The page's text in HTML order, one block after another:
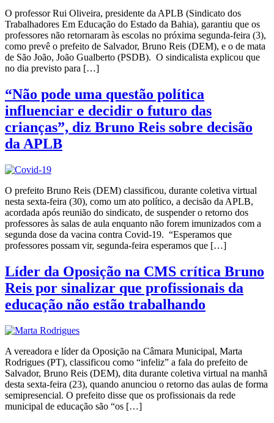
O professor Rui Oliveira, presidente da APLB (Sindicato dos
Trabalhadores Em Educação do Estado da Bahia), garantiu que os
professores não retornaram às escolas no próxima segunda-feira (3),
como prevê o prefeito de Salvador, Bruno Reis (DEM), e o de mata
de São João, João Gualberto (PSDB). O sindicalista explicou que
no dia previsto para […]
“Não pode uma questão política
influenciar e decidir o futuro das
crianças”, diz Bruno Reis sobre decisão
da APLB
O prefeito Bruno Reis (DEM) classificou, durante coletiva virtual
nesta sexta-feira (30), como um ato político, a decisão da APLB,
acordada após reunião do sindicato, de suspender o retorno dos
professores às salas de aula enquanto não forem imunizados com a
segunda dose da vacina contra Covid-19. “Esperamos que
professores possam vir, segunda-feira esperamos que […]
Líder da Oposição na CMS crítica Bruno
Reis por sinalizar que profissionais da
educação não estão trabalhando
A vereadora e líder da Oposição na Câmara Municipal, Marta
Rodrigues (PT), classificou como “infeliz” a fala do prefeito de
Salvador, Bruno Reis (DEM), dita durante coletiva virtual na manhã
desta sexta-feira (23), quando anunciou o retorno das aulas de forma
semipresencial. O prefeito disse que os profissionais da rede
municipal de educação são “os […]